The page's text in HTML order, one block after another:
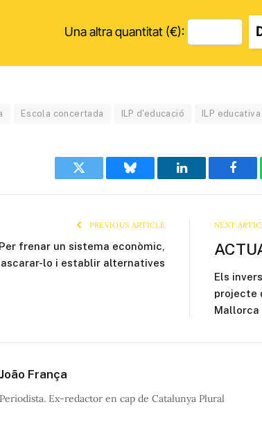
Una altra quantitat (€):
Escola concertada ILP d'educació ILP educativa
Twitter Bluesky LinkedIn
PREVIOUS ARTICLE
Per frenar un sistema econòmic,
lo i establir alternatives
NEXT
Els
projecte
Mallorca
João França
Periodista. Ex-redactor en cap de Catalunya Plural